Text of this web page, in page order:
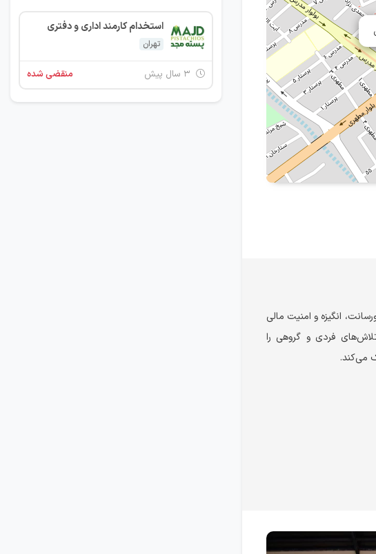
انگیزه و امنیت مالی
فردی و گروهی را
می‌کند.
استخدام کارمند اداری و دفتری
تهران
منقضی شده